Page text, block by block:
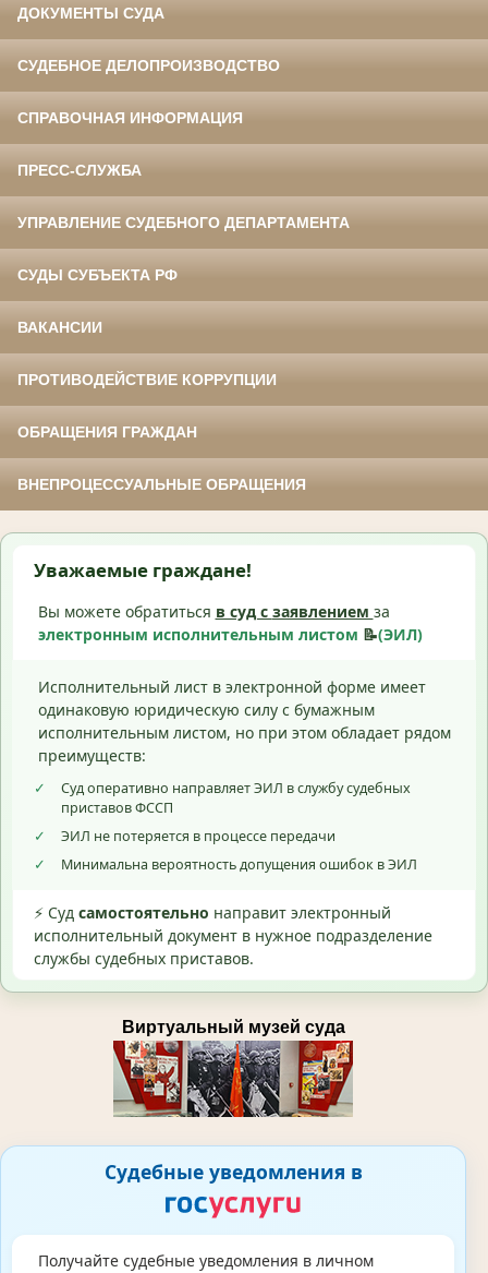
ДОКУМЕНТЫ СУДА
СУДЕБНОЕ ДЕЛОПРОИЗВОДСТВО
СПРАВОЧНАЯ ИНФОРМАЦИЯ
ПРЕСС-СЛУЖБА
УПРАВЛЕНИЕ СУДЕБНОГО ДЕПАРТАМЕНТА
СУДЫ СУБЪЕКТА РФ
ВАКАНСИИ
ПРОТИВОДЕЙСТВИЕ КОРРУПЦИИ
ОБРАЩЕНИЯ ГРАЖДАН
ВНЕПРОЦЕССУАЛЬНЫЕ ОБРАЩЕНИЯ
Уважаемые граждане!
Вы можете обратиться в суд с заявлением за
электронным исполнительным листом 📝(ЭИЛ)
Исполнительный лист в электронной форме имеет
одинаковую юридическую силу с бумажным
исполнительным листом, но при этом обладает рядом
преимуществ:
✓
Суд оперативно направляет ЭИЛ в службу судебных
приставов ФССП
✓
ЭИЛ не потеряется в процессе передачи
✓
Минимальна вероятность допущения ошибок в ЭИЛ
⚡ Суд самостоятельно направит электронный
исполнительный документ в нужное подразделение
службы судебных приставов.
Виртуальный музей суда
Судебные уведомления в
Получайте судебные уведомления в личном